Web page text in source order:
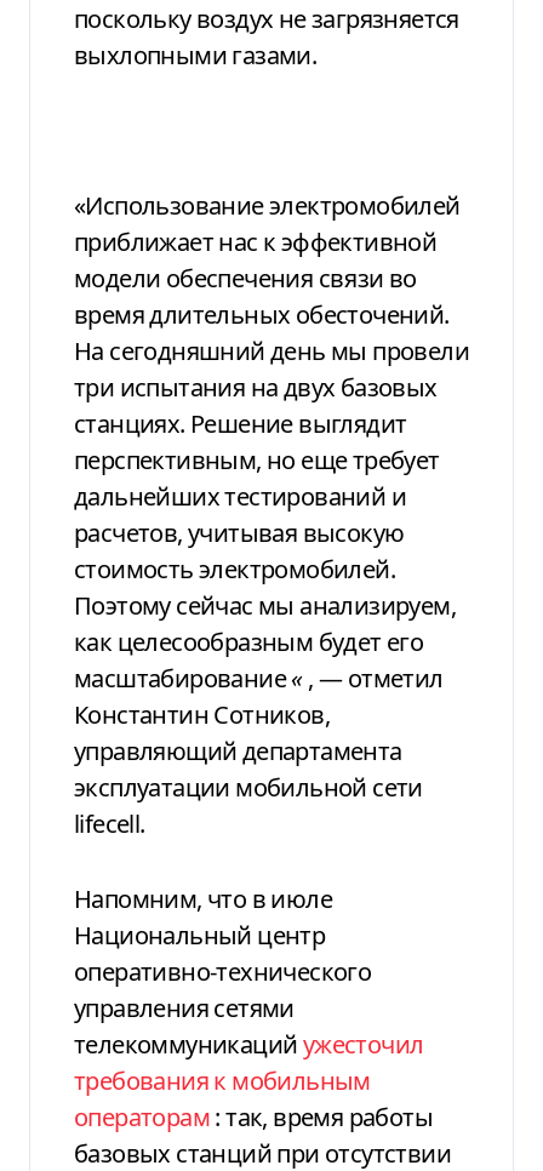
поскольку воздух не загрязняется
выхлопными газами.
«Использование электромобилей
приближает нас к эффективной
модели обеспечения связи во
время длительных обесточений.
На сегодняшний день мы провели
три испытания на двух базовых
станциях. Решение выглядит
перспективным, но еще требует
дальнейших тестирований и
расчетов, учитывая высокую
стоимость электромобилей.
Поэтому сейчас мы анализируем,
как целесообразным будет его
масштабирование«, — отметил
Константин Сотников,
управляющий департамента
эксплуатации мобильной сети
lifecell.
Напомним, что в июле
Национальный центр
оперативно-технического
управления сетями
телекоммуникацийужесточил
требования к мобильным
операторам: так, время работы
базовых станций при отсутствии